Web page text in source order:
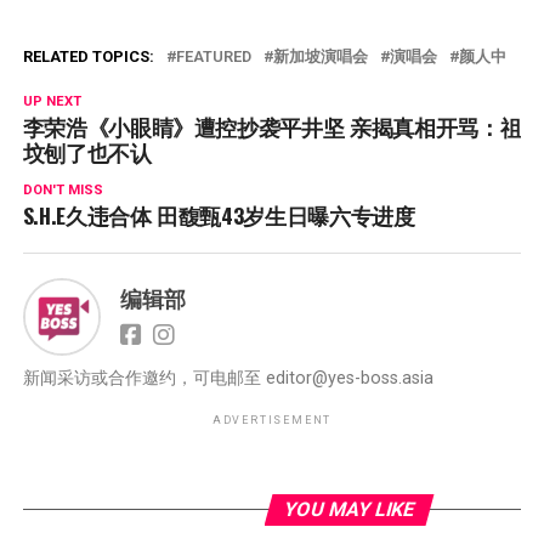
RELATED TOPICS: FEATURED 新加坡演唱会 演唱会 颜人中
UP NEXT
李荣浩《小眼睛》遭控抄袭平井坚 亲揭真相开骂：祖
坟刨了也不认
DON'T MISS
S.H.E久违合体 田馥甄43岁生日曝六专进度
编辑部
新闻采访或合作邀约，可电邮至 editor@yes-boss.asia
ADVERTISEMENT
YOU MAY LIKE